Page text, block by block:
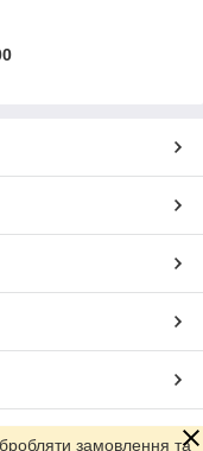
замовлення та